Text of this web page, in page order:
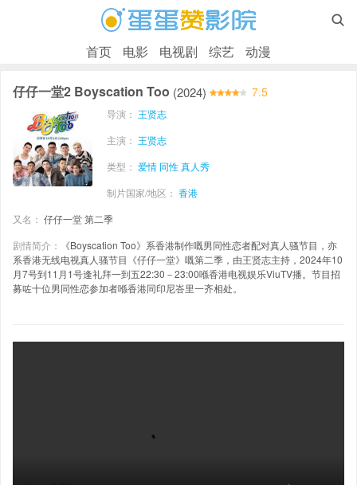

首页 电影 电视剧 综艺 动漫
仔仔一堂2 Boyscation Too (2024) 7.5
导演： 王贤志
主演： 王贤志
类型： 爱情 同性真人秀
制片国家/地区： 香港
又名： 仔仔一堂 第二季
剧情简介：
《Boyscation Too》系香港制作嘅男同性恋者配对真人骚节目，亦
系香港无线电视真人骚节目《仔仔一堂》嘅第二季，由王贤志主持，2024年10
月7号到11月1号逢礼拜一到五22:30－23:00喺香港电视娱乐ViuTV播。节目招
募咗十位男同性恋参加者喺香港同印尼峇里一齐相处。